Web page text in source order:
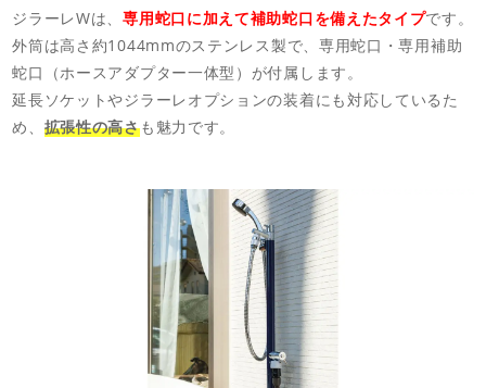
ジラーレWは、専用蛇口に加えて補助蛇口を備えたタイプです。
外筒は高さ約1044mmのステンレス製で、専用蛇口・専用補助
蛇口（ホースアダプター一体型）が付属します。
延長ソケットやジラーレオプションの装着にも対応しているた
め、 拡張性の高さも魅力です。